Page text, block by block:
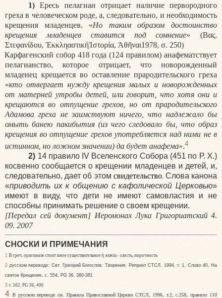
1)Ересь пелагиан отрицает наличие первородного
греха в человеческом роде, а, следовательно, и необходимость
крещения младенцев. «Но таким образом достоинство
крещения младенцев ставится под сомнение» (Βας.
Στεφανίδου, ἘκκληαστικήἸστορία, Ἀθῆναι1978, σ. 250)
Карфагенский собор 418 года (124 правилом) анафематствует
пелагианство, которое отрицает, что новорожденный
младенец крещается во оставление прародительского греха
«кто отвергает нужду крещения малых и новорожденных
от матерней утробы детей, или говорит, что хотя они и
крещаются во отпущение грехов, но от прародительского
Адамова греха не заимствуют ничего, что надлежало бы
омыть банею пакибытия (из чего следовало бы, что образ
крещения во отпущение грехов употребляется над ними не в
истинном, но ложном значении) да будет анафема».4
2) 14 правило IV Вселенского Собора (451 по Р. Х.)
косвенно сообщается о крещении младенцев и детей, и,
следовательно, дает об этом свидетельство.
Слова канона
«приводить их к общению с кафолической Церковью»
имеют в виду, что дети не имеют самовластия и не
способны принимать решение о своем крещении.
[Передал сей документ] Иеромонах Лука Григориатский 4.
09. 2007
СНОСКИ И ПРИМЕЧАНИЯ
1 В греч. оригинале стоит иное существительное ἡ κακία - злость, порочность
2 русском переводе: Свт. Григорий Богослов. Творения. Репринт СТСЛ. 1994, т. 1, Слово 40, На
святое Крещение, с. 554, PG 36, 380-381
3 с. 562. PG 36, 400
4 В русском переводе см. Правила Православной Церкви СТСЛ, 1996, т.2, с.258, правило 110